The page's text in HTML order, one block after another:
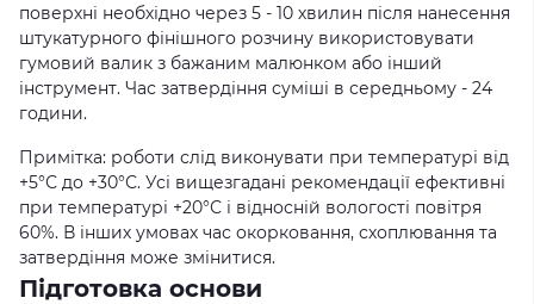
поверхні необхідно через 5 - 10 хвилин після нанесення
штукатурного фінішного розчину використовувати
гумовий валик з бажаним малюнком або інший
інструмент. Час затвердіння суміші в середньому - 24
години.
Примітка: роботи слід виконувати при температурі від
+5°С до +30°С. Усі вищезгадані рекомендації ефективні
при температурі +20°С і відносній вологості повітря
60%. В інших умовах час окорковання, схоплювання та
затвердіння може змінитися.
Підготовка основи